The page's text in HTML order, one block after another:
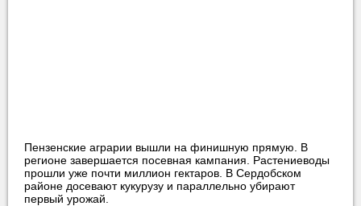
Пензенские аграрии вышли на финишную прямую. В
регионе завершается посевная кампания. Растениеводы
прошли уже почти миллион гектаров. В Сердобском
районе досевают кукурузу и параллельно убирают
первый урожай.